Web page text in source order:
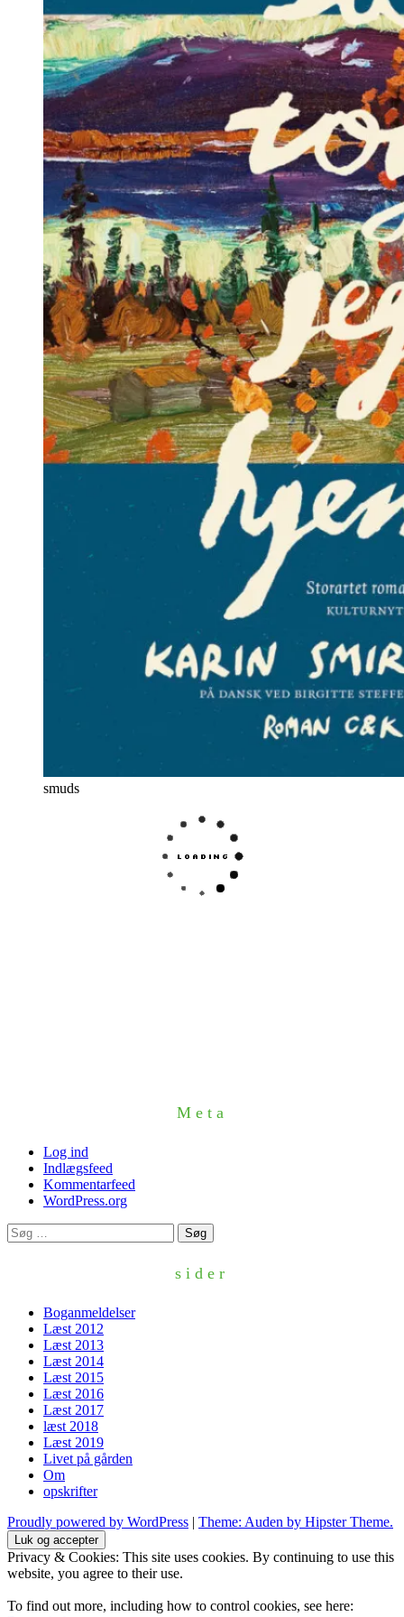
smuds
Meta
Log ind
Indlægsfeed
Kommentarfeed
WordPress.org
Søg
efter:
sider
Boganmeldelser
Læst 2012
Læst 2013
Læst 2014
Læst 2015
Læst 2016
Læst 2017
læst 2018
Læst 2019
Livet på gården
Om
opskrifter
Proudly powered by WordPress | Theme: Auden by Hipster Theme.
Privacy & Cookies: This site uses cookies. By continuing to use this
website, you agree to their use.
To find out more, including how to control cookies, see here: